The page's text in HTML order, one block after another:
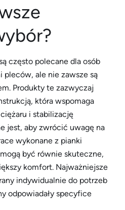
często polecane dla osób
pleców, ale nie zawsze są
Produkty te zazwyczaj
która wspomaga
i stabilizację
jest, aby zwrócić uwagę na
wykonane z pianki
być równie skuteczne,
komfort. Najważniejsze
indywidualnie do potrzeb
odpowiadały specyfice